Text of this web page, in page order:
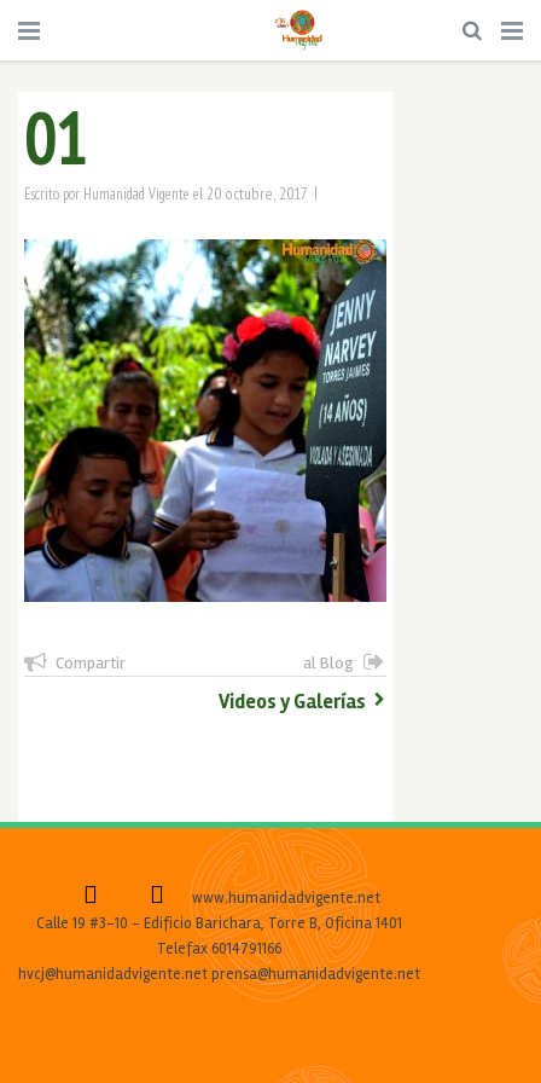
01
Escrito por Humanidad Vigente el 20 octubre, 2017 |
Compartir al Blog
Videos y Galerías
www.humanidadvigente.net
Calle 19 #3-10 - Edificio Barichara, Torre B, Oficina 1401
Telefax 6014791166
hvcj@humanidadvigente.net prensa@humanidadvigente.net